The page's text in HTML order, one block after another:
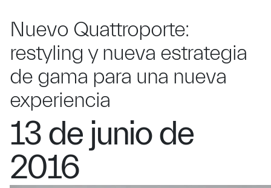
Nuevo Quattroporte:
restyling y nueva estrategia
de gama para una nueva
experiencia
13 de junio de
2016